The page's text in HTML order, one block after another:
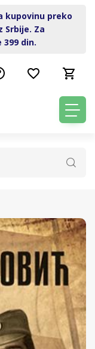
kupovinu preko
Srbije. Za
din.